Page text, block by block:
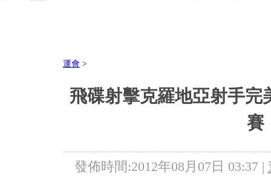
運會 >
飛碟射擊克羅地亞射手完
賽
發佈時間:2012年08月07日 03:37 |